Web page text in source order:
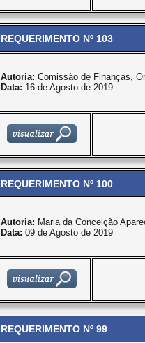
REQUERIMENTO Nº 103
Autoria: Comissão de Finanças,
Data: 16 de Agosto de 2019
REQUERIMENTO Nº 100
Autoria: Maria da Conceição
Data: 09 de Agosto de 2019
REQUERIMENTO Nº 99